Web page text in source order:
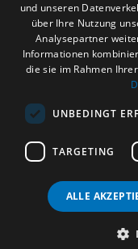
Datenschutzerklärung
Benachrichtigungsservice
Kontakt und Anfahrt
(c) 2026
und unseren
über Ihre Nutzung
Analysepartner
Informationen
die sie im Rahmen
UNBEDINGT
TARGETING
ALLE